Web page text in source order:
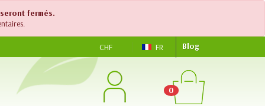
fermés.
CHF FR Blog
0